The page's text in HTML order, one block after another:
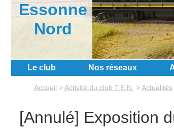
Essonne
Nord
Le club Nos réseaux
Accueil >Activité du club T.E.N. >Actualités
[Annulé] Exposition